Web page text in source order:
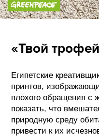
«Твой
Египетские
принтов,
плохого обращения с
показать, что
природную среду
привести к их